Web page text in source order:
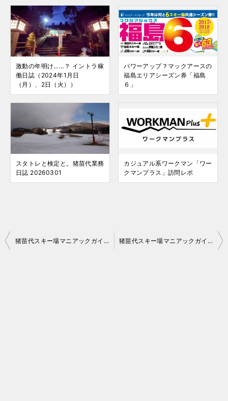
激動の年明け……？ イントラ稼
働日誌（2024年1月日
（月）、2日（火））
パワーアップ？マックアースの
福島エリアシーズン券「福島
６」
スタトレと検定と。猪苗代業務
日誌 20260301
カジュアル系ワークマン「ワー
クマンプラス」訪問レポ
投
猪苗代スキー場マニアックガイド（ミネロ編） 猪苗代スキー場マニアックガイド（町営エリア編）